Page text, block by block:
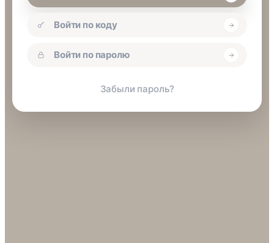
Войти по коду
Войти по паролю
Забыли пароль?